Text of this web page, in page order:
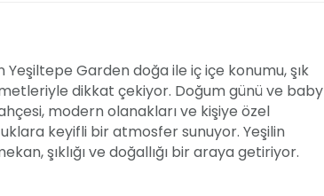
Garden doğa ile iç içe konumu, şık
dikkat çekiyor. Doğum günü ve baby
modern olanakları ve kişiye özel
keyifli bir atmosfer sunuyor. Yeşilin
şıklığı ve doğallığı bir araya getiriyor.